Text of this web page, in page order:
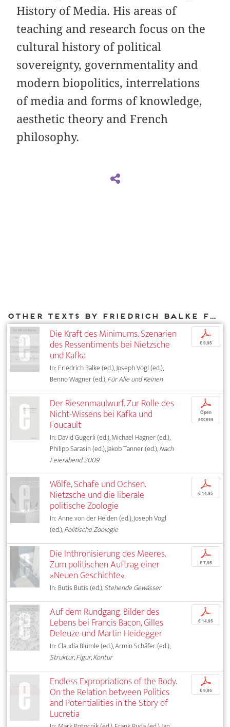
History of Media. His areas of
teaching and research focus on the
cultural history of political
sovereignty, governmentality and
modern biopolitics, interrelations
of media and forms of knowledge,
aesthetic theory and French
philosophy.
Other texts by Friedrich Balke for DIAPHANES
Die Kraft des Minimums. Szenarien
des Ressentiments bei Nietzsche
und Kafka
In: Friedrich Balke (ed.), Joseph Vogl (ed.),
Benno Wagner (ed.),Für Alle und Keinen
p
€ 9,95
Der Riesenmaulwurf. Zur Rolle des
Nicht-Wissens bei Kafka und
Foucault
In: David Gugerli (ed.), Michael Hagner (ed.),
Philipp Sarasin (ed.), Jakob Tanner (ed.),Nach
Feierabend 2009
p
Open
access
Wölfe, Schafe und Ochsen.
Nietzsche und die liberale
politische Zoologie
In: Anne von der Heiden (ed.), Joseph Vogl
(ed.),Politische Zoologie
p
€ 14,95
Die Inthronisierung des Meeres.
Zum politischen Auftrag einer
»Neuen Geschichte«
In: Butis Butis (ed.),Stehende Gewässer
p
€ 7,95
Auf dem Rundgang. Bilder des
Lebens bei Francis Bacon, Gilles
Deleuze und Martin Heidegger
In: Claudia Blümle (ed.), Armin Schäfer (ed.),
Struktur, Figur, Kontur
p
€ 14,95
Endless Expropriations of the Body.
On the Relation between Politics
and Potentialities in the Story of
Lucretia
p
€ 9,95